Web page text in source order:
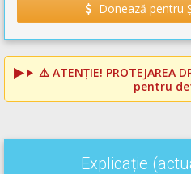
Donează pentru
⚠️ ATENȚIE! PROTEJAREA
pentru
Explicație